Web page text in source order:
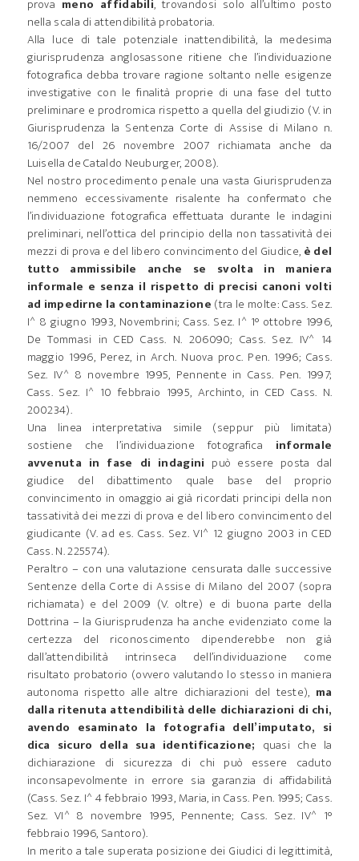
prova meno affidabili, trovandosi solo all’ultimo posto
nella scala di attendibilità probatoria.
Alla luce di tale potenziale inattendibilità, la medesima
giurisprudenza anglosassone ritiene che l’individuazione
fotografica debba trovare ragione soltanto nelle esigenze
investigative con le finalità proprie di una fase del tutto
preliminare e prodromica rispetto a quella del giudizio (V. in
Giurisprudenza la Sentenza Corte di Assise di Milano n.
16/2007 del 26 novembre 2007 richiamata anche da
Luisella de Cataldo Neuburger, 2008).
Nel nostro procedimento penale una vasta Giurisprudenza
nemmeno eccessivamente risalente ha confermato che
l’individuazione fotografica effettuata durante le indagini
preliminari, nell’ottica del principio della non tassatività dei
mezzi di prova e del libero convincimento del Giudice, è del
tutto ammissibile anche se svolta in maniera
informale e senza il rispetto di precisi canoni volti
ad impedirne la contaminazione (tra le molte: Cass. Sez.
I^ 8 giugno 1993, Novembrini; Cass. Sez. I^ 1° ottobre 1996,
De Tommasi in CED Cass. N. 206090; Cass. Sez. IV^ 14
maggio 1996, Perez, in Arch. Nuova proc. Pen. 1996; Cass.
Sez. IV^ 8 novembre 1995, Pennente in Cass. Pen. 1997;
Cass. Sez. I^ 10 febbraio 1995, Archinto, in CED Cass. N.
200234).
Una linea interpretativa simile (seppur più limitata)
sostiene che l’individuazione fotografica informale
avvenuta in fase di indagini può essere posta dal
giudice del dibattimento quale base del proprio
convincimento in omaggio ai già ricordati principi della non
tassatività dei mezzi di prova e del libero convincimento del
giudicante (V. ad es. Cass. Sez. VI^ 12 giugno 2003 in CED
Cass. N. 225574).
Peraltro – con una valutazione censurata dalle successive
Sentenze della Corte di Assise di Milano del 2007 (sopra
richiamata) e del 2009 (V. oltre) e di buona parte della
Dottrina – la Giurisprudenza ha anche evidenziato come la
certezza del riconoscimento dipenderebbe non già
dall’attendibilità intrinseca dell’individuazione come
risultato probatorio (ovvero valutando lo stesso in maniera
autonoma rispetto alle altre dichiarazioni del teste), ma
dalla ritenuta attendibilità delle dichiarazioni di chi,
avendo esaminato la fotografia dell’imputato, si
dica sicuro della sua identificazione; quasi che la
dichiarazione di sicurezza di chi può essere caduto
inconsapevolmente in errore sia garanzia di affidabilità
(Cass. Sez. I^ 4 febbraio 1993, Maria, in Cass. Pen. 1995; Cass.
Sez. VI^ 8 novembre 1995, Pennente; Cass. Sez. IV^ 1°
febbraio 1996, Santoro).
In merito a tale superata posizione dei Giudici di legittimità,